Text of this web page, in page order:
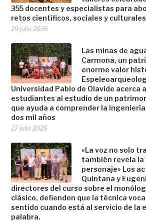
355 docentes y especialistas para
retos científicos, sociales y
29 julio 2026
Las minas de
Carmona, un
enorme valor
Universidad Pablo de Olavide acerca
estudiantes al estudio de un
que ayuda a comprender la
dos mil años
27 julio 2026
«La voz no solo
también revela la
personaje» Los
Quintana y
directores del curso sobre el
clásico, defienden que la técnica
sentido cuando está al servicio de la
palabra.